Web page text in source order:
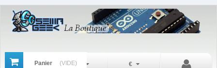
Panier (VIDE) €
Fr